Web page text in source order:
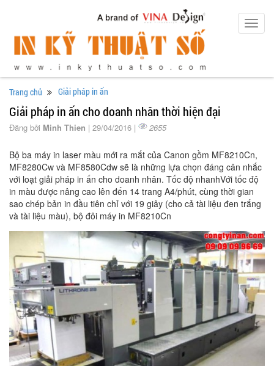
Trang chủ Giải pháp in ấn
Giải pháp in ấn cho doanh nhân thời hiện đại
Đăng bởi Minh Thien | 29/04/2016 | 2655
Bộ ba máy in laser màu mới ra mắt của Canon gồm MF8210Cn,
MF8280Cw và MF8580Cdw sẽ là những lựa chọn đáng cân nhắc
với loạt giải pháp in ấn cho doanh nhân. Tốc độ nhanhVới tốc độ
in màu được nâng cao lên đến 14 trang A4/phút, cùng thời gian
sao chép bản in đầu tiên chỉ với 19 giây (cho cả tài liệu đen trắng
và tài liệu màu), bộ đôi máy in MF8210Cn